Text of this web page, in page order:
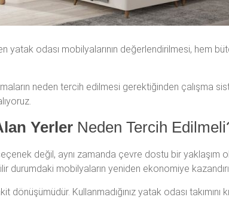
odası mobilyalarının değerlendirilmesi, hem
neden tercih edilmesi gerektiğinden çalışma
Yerler Neden Tercih
değil, aynı zamanda çevre dostu bir yaklaşım
durumdaki mobilyaların yeniden ekonomiye
dönüşümüdür. Kullanmadığınız yatak odası